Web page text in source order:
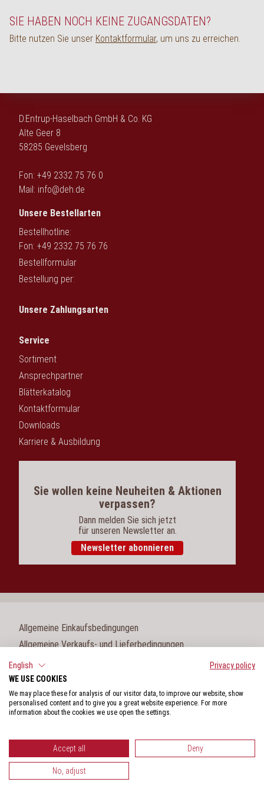
SIE HABEN NOCH KEINE ZUGANGSDATEN?
Bitte nutzen Sie unser Kontaktformular, um uns zu erreichen.
D.Entrup-Haselbach GmbH & Co. KG
Alte Geer 8
58285 Gevelsberg
Fon: +49 2332 75 76 0
Mail: info@deh.de
Unsere Bestellarten
Bestellhotline:
Fon: +49 2332 75 76 76
Bestellformular
Bestellung per:
Unsere Zahlungsarten
Service
Sortiment
Ansprechpartner
Blätterkatalog
Kontaktformular
Downloads
Karriere & Ausbildung
Sie wollen keine Neuheiten & Aktionen
verpassen?
Dann melden Sie sich jetzt
für unseren Newsletter an.
Newsletter abonnieren
Allgemeine Einkaufsbedingungen
Allgemeine Verkaufs- und Lieferbedingungen
Impressum
Datenschutz
English
English
Privacy policy
WE USE COOKIES
We may place these for analysis of our visitor data, to improve our website, show
personalised content and to give you a great website experience. For more
information about the cookies we use open the settings.
Accept all Deny
No, adjust